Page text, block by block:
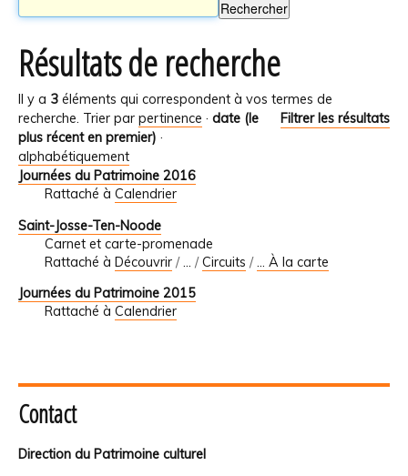
Résultats de recherche
Il y a 3 éléments qui correspondent à vos termes de
recherche.
Filtrer les résultats
Trier par pertinence · date (le
plus récent en premier) ·
alphabétiquement
Journées du Patrimoine 2016
Rattaché à Calendrier
Saint-Josse-Ten-Noode
Carnet et carte-promenade
Rattaché à Découvrir /… /Circuits /... À la carte
Journées du Patrimoine 2015
Rattaché à Calendrier
Contact
Direction du Patrimoine culturel